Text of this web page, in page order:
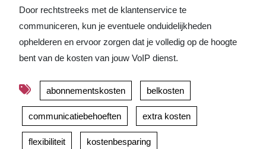
Door rechtstreeks met de klantenservice te
communiceren, kun je eventuele onduidelijkheden
ophelderen en ervoor zorgen dat je volledig op de hoogte
bent van de kosten van jouw VoIP dienst.
abonnementskosten belkosten
communicatiebehoeften extra kosten
flexibiliteit kostenbesparing